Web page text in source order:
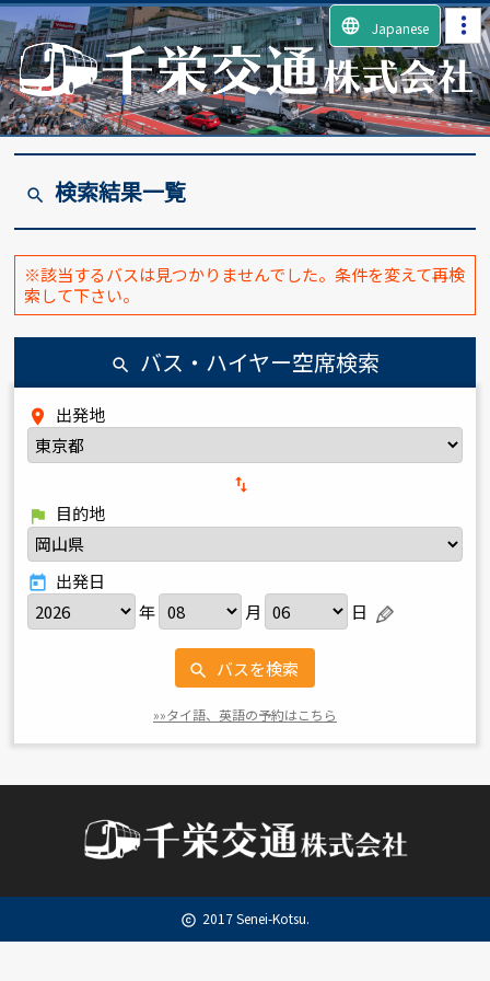
search バス・ハイヤー空席検索
place 出発地
import_export
flag
目的地
today 出発日
年
月 日
search バスを検索
»»タイ語、英語の予約はこちら
search 検索結果一覧
※該当するバスは見つかりませんでした。条件を変えて再検
索して下さい。
copyright 2017 Senei-Kotsu.
language Japanese